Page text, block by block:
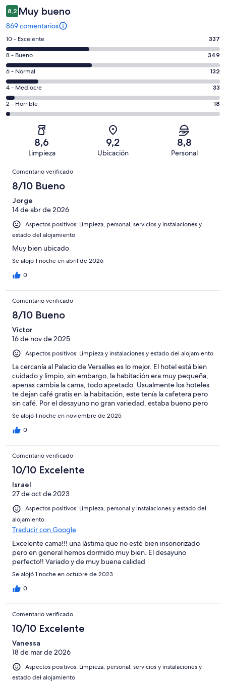
8,2 Muy bueno
869 comentarios
337
comentarios
de
un
total
de
869
con
puntuación
10 - Excelente 337
349
comentarios
de
un
total
de
puntuación
8 - Bueno 349
132
comentarios
de
un
total
puntuación
Normal
6 - Normal 132
33
comentarios
de
una
puntuación
Mediocre
4 - Mediocre 33
18
comentarios
869
una
puntuación
de
Horrible
2 - Horrible 18
8,6
Limpieza
9,2
Ubicación
8,8
Personal
Comentarios
Comentario verificado
8/10 Bueno
Jorge
14 de abr de 2026
Aspectos positivos: Limpieza, personal, servicios y instalaciones y
estado del alojamiento
Muy bien ubicado
Se alojó 1 noche en abril de 2026
0
Comentario verificado
8/10 Bueno
Victor
16 de nov de 2025
Aspectos positivos: Limpieza y instalaciones y estado del alojamiento
La cercanía al Palacio de Versalles es lo mejor. El hotel está bien
cuidado y limpio, sin embargo, la habitación era muy pequeña,
apenas cambia la cama, todo apretado. Usualmente los hoteles
te dejan café gratis en la habitación, este tenía la cafetera pero
sin café. Por el desayuno no gran variedad, estaba bueno pero
se sentía poco.
Se alojó 1 noche en noviembre de 2025
0
Comentario verificado
10/10 Excelente
Israel
27 de oct de 2023
Aspectos positivos: Limpieza, personal y instalaciones y estado del
alojamiento
Traducir con Google
Excelente cama!!! una lástima que no esté bien insonorizado
pero en general hemos dormido muy bien. El desayuno
perfecto!! Variado y de muy buena calidad
Se alojó 1 noche en octubre de 2023
0
Comentario verificado
10/10 Excelente
Vanessa
18 de mar de 2026
Aspectos positivos: Limpieza, personal, servicios y instalaciones y
estado del alojamiento